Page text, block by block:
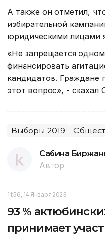
А также он отметил,
избирательной
юридическими лицами
«Не запрещается
финансировать
кандидатов. Граждане
этот вопрос», - скахал
Выборы 2019
Сабина
Автор
11:56, 14 Января 2023
93 %
принимает